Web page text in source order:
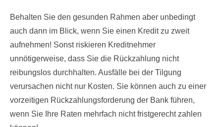
Behalten Sie den gesunden Rahmen aber unbedingt
auch dann im Blick, wenn Sie einen Kredit zu zweit
aufnehmen! Sonst riskieren Kreditnehmer
unnötigerweise, dass Sie die Rückzahlung nicht
reibungslos durchhalten. Ausfälle bei der Tilgung
verursachen nicht nur Kosten. Sie können auch zu einer
vorzeitigen Rückzahlungsforderung der Bank führen,
wenn Sie Ihre Raten mehrfach nicht fristgerecht zahlen